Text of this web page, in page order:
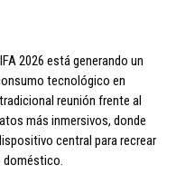
2026 está generando un
tecnológico en
reunión frente al
más inmersivos, donde
central para recrear